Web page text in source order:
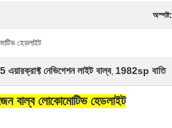
অস্পষ্ট:
হেডলাইট
নেভিগেশন লাইট বাল্ব, 1982sp বাতি
বাল্ব লোকোমোটিভ হেডলাইট